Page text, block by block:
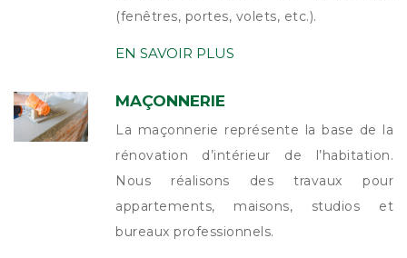
(fenêtres, portes, volets, etc.).
EN SAVOIR PLUS
MAÇONNERIE
La maçonnerie représente la base de la
rénovation d’intérieur de l’habitation.
Nous réalisons des travaux pour
appartements, maisons, studios et
bureaux professionnels.